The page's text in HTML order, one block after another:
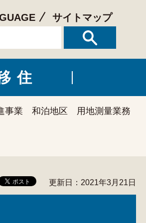
サイトマップ
住
事業 和泊地区 用地測量業務
更新日：2021年3月21日